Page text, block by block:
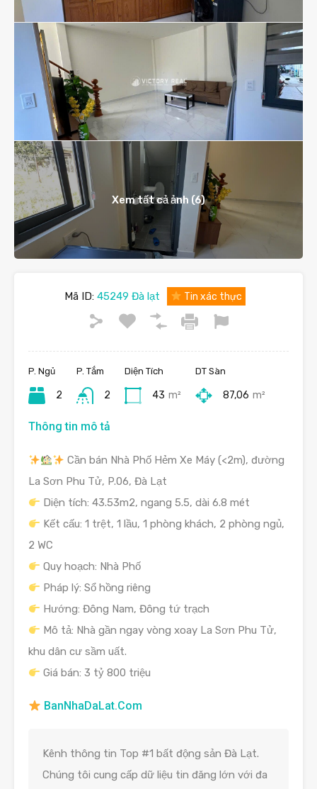
Xem tất cả ảnh (6)
Mã ID: 45249 Đà lạt Tin xác thực
P. Ngủ
2
P. Tắm
2
Diện Tích
43 m²
DT Sàn
87,06 m²
Thông tin mô tả
Cần bán Nhà Phố Hẻm Xe Máy (<2m), đường
La Sơn Phu Tử, P.06, Đà Lạt
Diện tích: 43.53m2, ngang 5.5, dài 6.8 mét
Kết cấu: 1 trệt, 1 lầu, 1 phòng khách, 2 phòng ngủ,
2 WC
Quy hoạch: Nhà Phố
Pháp lý: Sổ hồng riêng
Hướng: Đông Nam, Đông tứ trạch
Mô tả: Nhà gần ngay vòng xoay La Sơn Phu Tử,
khu dân cư sầm uất.
Giá bán: 3 tỷ 800 triệu
BanNhaDaLat.Com
Kênh thông tin Top #1 bất động sản Đà Lạt.
Chúng tôi cung cấp dữ liệu tin đăng lớn với đa